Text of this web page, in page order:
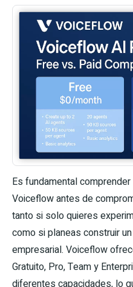
Es fundamental
Voiceflow antes de
tanto si solo quieres
como si planeas construir
empresarial. Voiceflow
Gratuito, Pro, Team y